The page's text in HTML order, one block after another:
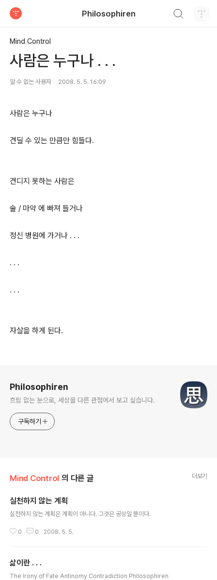
Philosophiren
Mind Control
사람은 누구나 . . .
알 수 없는 사용자 2008. 5. 5. 16:09
사람은 누구나
견딜 수 있는 만큼만 힘들다.
견디지 못하는 사람은
술 / 마약 에 빠져 들거나
정신 병원에 가거나 . . .
. . .
. . .
자살을 하게 된다.
Philosophiren
흐림 없는 눈으로, 세상을 다른 관점에서 보고 싶습니다.
구독하기
Mind Control 의 다른 글 더보기
실천하지 않는 계획
실천하지 않는 계획은 계획이 아니다. 그것은 공상일 뿐이다.
0 0 2008. 5. 5.
삶이란 . . .
The Irony of Fate Antinomy Contradiction Philosophiren